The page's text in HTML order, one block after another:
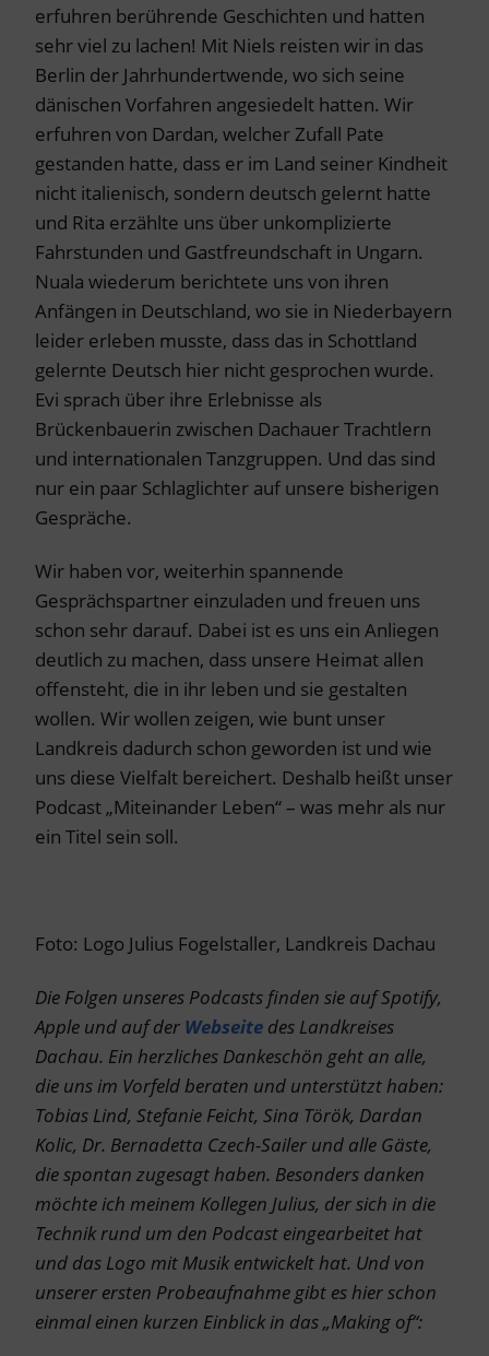
erfuhren berührende Geschichten und hatten
sehr viel zu lachen! Mit Niels reisten wir in das
Berlin der Jahrhundertwende, wo sich seine
dänischen Vorfahren angesiedelt hatten. Wir
erfuhren von Dardan, welcher Zufall Pate
gestanden hatte, dass er im Land seiner Kindheit
nicht italienisch, sondern deutsch gelernt hatte
und Rita erzählte uns über unkomplizierte
Fahrstunden und Gastfreundschaft in Ungarn.
Nuala wiederum berichtete uns von ihren
Anfängen in Deutschland, wo sie in Niederbayern
leider erleben musste, dass das in Schottland
gelernte Deutsch hier nicht gesprochen wurde.
Evi sprach über ihre Erlebnisse als
Brückenbauerin zwischen Dachauer Trachtlern
und internationalen Tanzgruppen. Und das sind
nur ein paar Schlaglichter auf unsere bisherigen
Gespräche.
Wir haben vor, weiterhin spannende
Gesprächspartner einzuladen und freuen uns
schon sehr darauf. Dabei ist es uns ein Anliegen
deutlich zu machen, dass unsere Heimat allen
offensteht, die in ihr leben und sie gestalten
wollen. Wir wollen zeigen, wie bunt unser
Landkreis dadurch schon geworden ist und wie
uns diese Vielfalt bereichert. Deshalb heißt unser
Podcast „Miteinander Leben“ – was mehr als nur
ein Titel sein soll.
Foto: Logo Julius Fogelstaller, Landkreis Dachau
Die Folgen unseres Podcasts finden sie auf Spotify,
Apple und auf der Webseite des Landkreises
Dachau. Ein herzliches Dankeschön geht an alle,
die uns im Vorfeld beraten und unterstützt haben:
Tobias Lind, Stefanie Feicht, Sina Török, Dardan
Kolic, Dr. Bernadetta Czech-Sailer und alle Gäste,
die spontan zugesagt haben. Besonders danken
möchte ich meinem Kollegen Julius, der sich in die
Technik rund um den Podcast eingearbeitet hat
und das Logo mit Musik entwickelt hat. Und von
unserer ersten Probeaufnahme gibt es hier schon
einmal einen kurzen Einblick in das „Making of“: